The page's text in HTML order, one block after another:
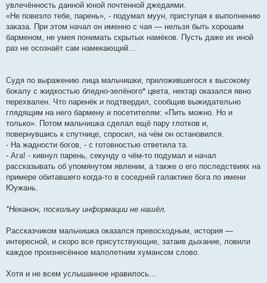
увлечённость данной юной почтенной джедаями.
«Не повезло тебе, парень», - подумал муун, приступая к выполнению
заказа. При этом начал он именно с чая — нельзя быть хорошим
барменом, не умея понимать скрытых намёков. Пусть даже их иной
раз не осознаёт сам намекающий…
Судя по выражению лица мальчишки, приложившегося к высокому
бокалу с жидкостью бледно-зелёного* цвета, нектар оказался явно
перехвален. Что паренёк и подтвердил, сообщив выжидательно
глядящим на него бармену и посетителям: «Пить можно. Но и
только». Потом мальчишка сделал ещё пару глотков и,
повернувшись к спутнице, спросил, на чём он остановился.
- На жадности богов, - с готовностью ответила та.
- Ага! - кивнул парень, секунду о чём-то подумал и начал
рассказывать об упомянутом явлении, а также о его последствиях на
примере обитавшего когда-то в соседней галактике бога по имени
Юужань.
*Неканон, поскольку информации не нашёл.
Рассказчиком мальчишка оказался превосходным, история —
интересной, и скоро все присутствующие, затаив дыхание, ловили
каждое произнесённое малолетним хумансом слово.
Хотя и не всем услышанное нравилось…